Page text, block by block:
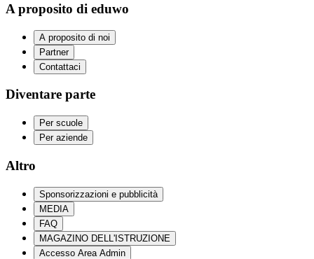
A proposito di eduwo
A proposito di noi
Partner
Contattaci
Diventare parte
Per scuole
Per aziende
Altro
Sponsorizzazioni e pubblicità
MEDIA
FAQ
MAGAZINO DELL'ISTRUZIONE
Accesso Area Admin